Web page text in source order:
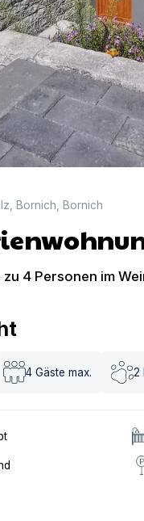
Bornich Bornich
4 Personen im
4 Gäste max. 2